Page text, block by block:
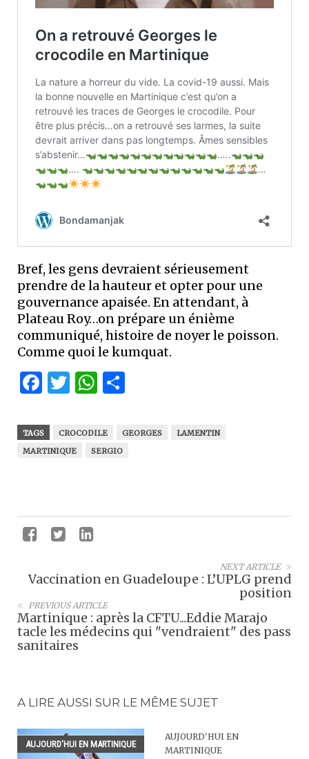
Bref, les gens devraient sérieusement
prendre de la hauteur et opter pour une
gouvernance apaisée. En attendant, à
Plateau Roy…on prépare un énième
communiqué, histoire de noyer le poisson.
Comme quoi le kumquat.
Facebook
Twitter
WhatsApp
TAGS CROCODILE GEORGES
LAMENTIN
MARTINIQUE
SERGIO
NEXT ARTICLE
Vaccination en Guadeloupe : L’UPLG prend
position
PREVIOUS ARTICLE
Martinique : après la CFTU...Eddie Marajo
tacle les médecins qui "vendraient" des pass
sanitaires
A LIRE AUSSI SUR LE MÊME SUJET
AUJOURD'HUI EN MARTINIQUE
AUJOURD'HUI EN
MARTINIQUE